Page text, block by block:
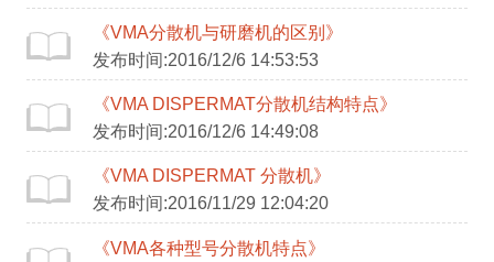
《VMA分散机与研磨机的区别》
发布时间:2016/12/6 14:53:53
《VMA DISPERMAT分散机结构特点》
发布时间:2016/12/6 14:49:08
《VMA DISPERMAT 分散机》
发布时间:2016/11/29 12:04:20
《VMA各种型号分散机特点》